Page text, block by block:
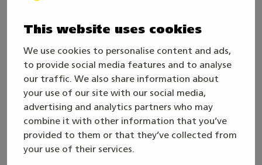
This website uses cookies
We use cookies to personalise content and ads,
to provide social media features and to analyse
our traffic. We also share information about
your use of our site with our social media,
advertising and analytics partners who may
combine it with other information that you’ve
provided to them or that they’ve collected from
your use of their services.
Lisäksi taloushallinnon ohjelmistoyritykset
tarjoavat mahdollisuuksia tuotetuen ja
ohjelmistojen kehityksen parissa. Työtehtävät
voivat sisältää muun muassa myynti- ja
ostolaskujen käsittelyä, tilinpäätösten laatimista
ja veroilmoitusten tekemistä.